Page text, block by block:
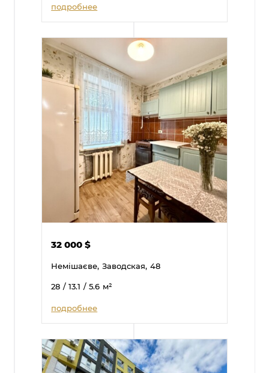
подробнее
32 000$
Немішаєве, Заводская, 48
28 / 13.1 / 5.6 м²
подробнее